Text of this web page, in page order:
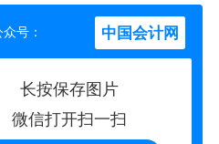
号： 中国会计网
长按保存图片
微信打开扫一扫